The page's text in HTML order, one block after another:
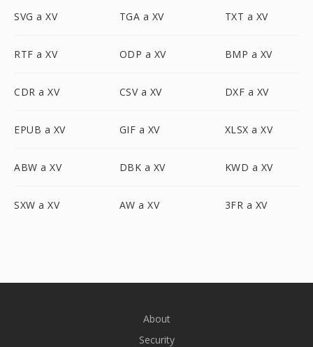
SVG a XV TGA a XV TXT a XV
RTF a XV ODP a XV BMP a XV
CDR a XV CSV a XV DXF a XV
EPUB a XV GIF a XV XLSX a XV
ABW a XV DBK a XV KWD a XV
SXW a XV AW a XV 3FR a XV
About
Security